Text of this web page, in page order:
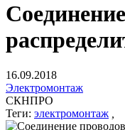
16.09.2018
Электромонтаж
СКНПРО
Теги: электромонтаж